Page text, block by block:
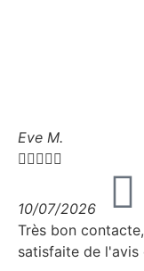
Eve M.

10/07/2026
Très bon
satisfaite de l'avis